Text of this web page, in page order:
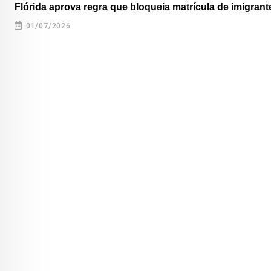
Flórida aprova regra que bloqueia matrícula de
01/07/2026